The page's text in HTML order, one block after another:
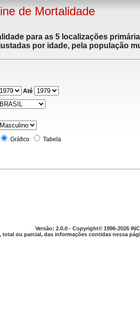
de Mortalidade
para as 5 localizações
por idade, pela população
Até
Gráfico Tabela
Versão: 2.0.0 - Copyright© 1996-2026
total ou parcial, das informações contidas nessa